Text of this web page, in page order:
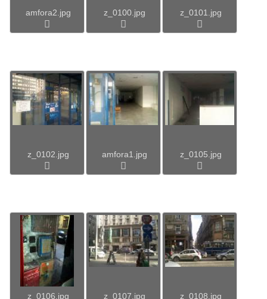
amfora2.jpg z_0100.jpg z_0101.jpg
z_0102.jpg amfora1.jpg z_0105.jpg
z_0106.jpg z_0107.jpg z_0108.jpg